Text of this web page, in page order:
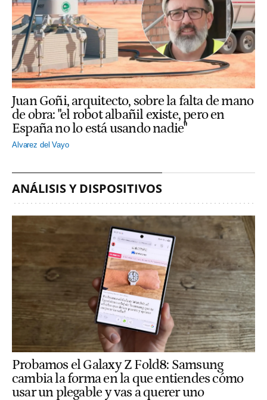
Juan Goñi, arquitecto, sobre la falta de mano
de obra: "el robot albañil existe, pero en
España no lo está usando nadie"
Alvarez del Vayo
ANÁLISIS Y DISPOSITIVOS
Probamos el Galaxy Z Fold8: Samsung
cambia la forma en la que entiendes cómo
usar un plegable y vas a querer uno